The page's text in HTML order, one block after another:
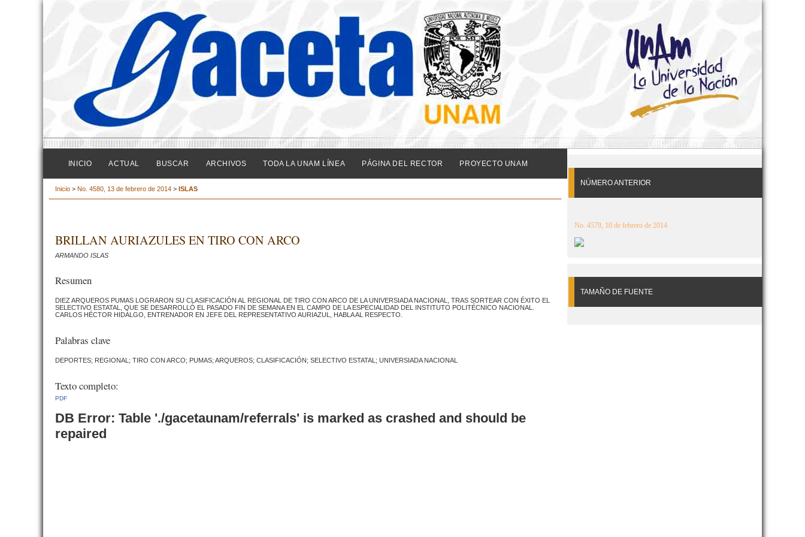
NÚMERO ANTERIOR
No. 4579, 10 de febrero de 2014
TAMAÑO DE FUENTE
INICIO ACTUAL BUSCAR ARCHIVOS TODA LA UNAM LÍNEA PÁGINA DEL RECTOR PROYECTO UNAM
Inicio > No. 4580, 13 de febrero de 2014 > ISLAS
BRILLAN AURIAZULES EN TIRO CON ARCO
ARMANDO ISLAS
Resumen
DIEZ ARQUEROS PUMAS LOGRARON SU CLASIFICACIÓN AL REGIONAL DE TIRO CON ARCO DE LA UNIVERSIADA NACIONAL, TRAS SORTEAR CON ÉXITO EL
SELECTIVO ESTATAL, QUE SE DESARROLLÓ EL PASADO FIN DE SEMANA EN EL CAMPO DE LA ESPECIALIDAD DEL INSTITUTO POLITÉCNICO NACIONAL.
CARLOS HÉCTOR HIDALGO, ENTRENADOR EN JEFE DEL REPRESENTATIVO AURIAZUL, HABLA AL RESPECTO.
Palabras clave
DEPORTES; REGIONAL; TIRO CON ARCO; PUMAS; ARQUEROS; CLASIFICACIÓN; SELECTIVO ESTATAL; UNIVERSIADA NACIONAL
Texto completo:
PDF
DB Error: Table './gacetaunam/referrals' is marked as crashed and should be
repaired